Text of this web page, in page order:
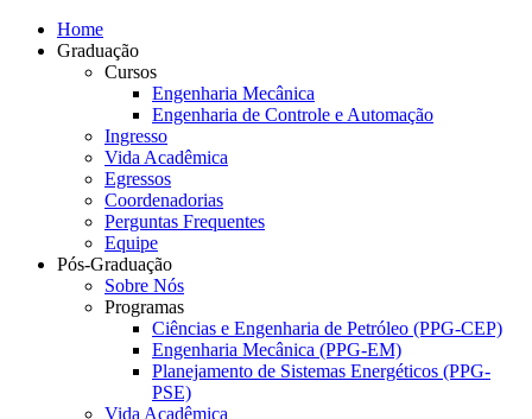
Home
Graduação
Cursos
Engenharia Mecânica
Engenharia de Controle e Automação
Ingresso
Vida Acadêmica
Egressos
Coordenadorias
Perguntas Frequentes
Equipe
Pós-Graduação
Sobre Nós
Programas
Ciências e Engenharia de Petróleo (PPG-CEP)
Engenharia Mecânica (PPG-EM)
Planejamento de Sistemas Energéticos (PPG-
PSE)
Vida Acadêmica